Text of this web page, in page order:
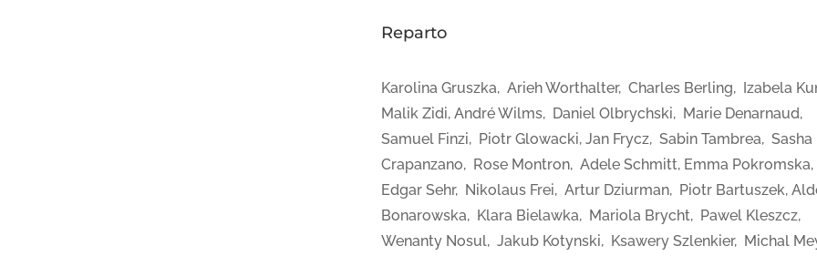
Reparto
Karolina Gruszka, Arieh Worthalter, Charles Berling, Izabela
Malik Zidi, André Wilms, Daniel Olbrychski, Marie Denarnaud,
Samuel Finzi, Piotr Glowacki, Jan Frycz, Sabin Tambrea, Sasha
Crapanzano, Rose Montron, Adele Schmitt, Emma Pokromska,
Edgar Sehr, Nikolaus Frei, Artur Dziurman, Piotr Bartuszek,
Bonarowska, Klara Bielawka, Mariola Brycht, Pawel Kleszcz,
Wenanty Nosul, Jakub Kotynski, Ksawery Szlenkier, Michal